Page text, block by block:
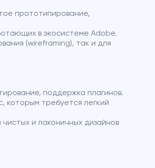
прототипирование,
в экосистеме Adobe.
(wireframing), так и для
поддержка плагинов.
которым требуется легкий
и лаконичных дизайнов